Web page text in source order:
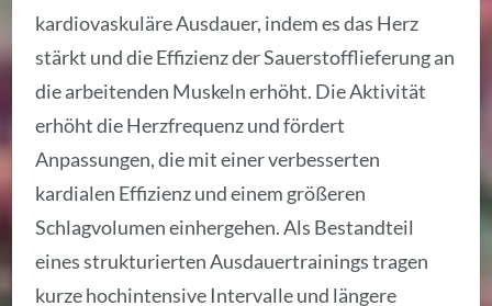
kardiovaskuläre Ausdauer, indem es das Herz
stärkt und die Effizienz der Sauerstofflieferung an
die arbeitenden Muskeln erhöht. Die Aktivität
erhöht die Herzfrequenz und fördert
Anpassungen, die mit einer verbesserten
kardialen Effizienz und einem größeren
Schlagvolumen einhergehen. Als Bestandteil
eines strukturierten Ausdauertrainings tragen
kurze hochintensive Intervalle und längere